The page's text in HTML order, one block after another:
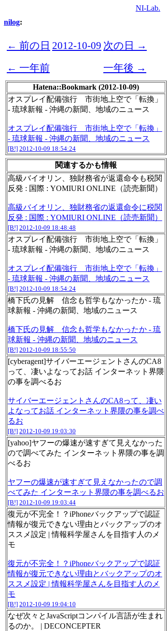
NI-Lab.
nilog:
← 前の日 2012-10-09 次の日 →
← 一年前
一年後 →
Hatena::Bookmark (2012-10-09)
オスプレイ配備強行 市街地上空で「転換」
- 琉球新報 - 沖縄の新聞、地域のニュース
オスプレイ配備強行 市街地上空で「転換」
- 琉球新報 - 沖縄の新聞、地域のニュース
[B!] 2012-10-09 18:54:24
関連するかも情報
高級バイオリン、独財務省が返還命令も税関
反発 : 国際 : YOMIURI ONLINE（読売新聞）
高級バイオリン、独財務省の返還命令に税関
反発 : 国際 : YOMIURI ONLINE（読売新聞）
[B!] 2012-10-09 18:48:48
オスプレイ配備強行 市街地上空で「転換」
- 琉球新報 - 沖縄の新聞、地域のニュース
オスプレイ配備強行 市街地上空で「転換」
- 琉球新報 - 沖縄の新聞、地域のニュース
[B!] 2012-10-09 18:54:24
橋下氏の見解 信念も哲学もなかったか - 琉
球新報 - 沖縄の新聞、地域のニュース
橋下氏の見解 信念も哲学もなかったか - 琉
球新報 - 沖縄の新聞、地域のニュース
[B!] 2012-10-09 18:55:50
[cyberagent]サイバーエージェントさんのCA8
って、凄いよなってお話 インターネット界隈
の事を調べるお
サイバーエージェントさんのCA8って、凄い
よなってお話 インターネット界隈の事を調べ
るお
[B!] 2012-10-09 19:03:30
[yahoo]ヤフーの爆速が速すぎて見えなかった
ので調べてみた インターネット界隈の事を調
べるお
ヤフーの爆速が速すぎて見えなかったので調
べてみた インターネット界隈の事を調べるお
[B!] 2012-10-09 19:03:44
復元が不完全！？iPhoneバックアップで認証
情報が復元できない理由とバックアップのオ
ススメ設定 | 情報科学屋さんを目指す人のメ
モ
復元が不完全！？iPhoneバックアップで認証
情報が復元できない理由とバックアップのオ
ススメ設定 | 情報科学屋さんを目指す人のメ
モ
[B!] 2012-10-09 19:04:10
なぜ次々とJavaScriptコンパイル言語が生まれ
るのか。 | DECONCEPTER